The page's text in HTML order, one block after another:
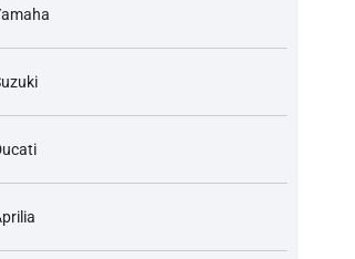
CB900 Hornet 600/900 VTEC Hornet F5